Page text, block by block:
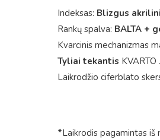
Indeksas: Blizgus
Rankų spalva: BALTA +
Kvarcinis mechanizmas
Tyliai tekantis KVARTO
Laikrodžio ciferblato
*Laikrodis pagamintas iš